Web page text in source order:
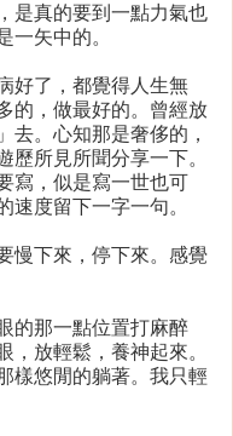
是真的要到一點力氣也
一矢中的。
好了，都覺得人生無
的，做最好的。曾經放
去。心知那是奢侈的，
歷所見所聞分享一下。
寫，似是寫一世也可
速度留下一字一句。
慢下來，停下來。感覺
的那一點位置打麻醉
，放輕鬆，養神起來。
樣悠閒的躺著。我只輕